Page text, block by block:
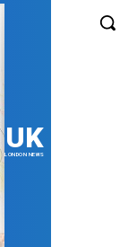
UK
LONDON NEWS